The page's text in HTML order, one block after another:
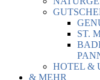
ST.
HOTEL &
& MEHR